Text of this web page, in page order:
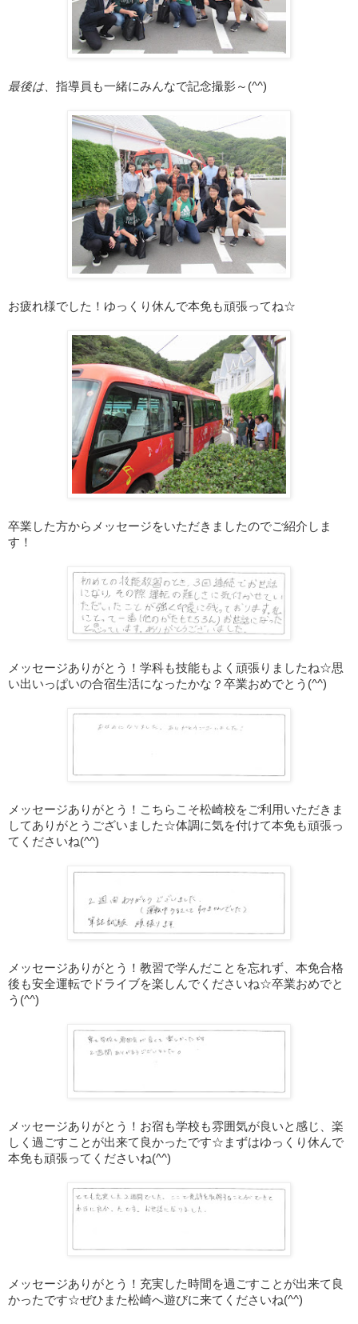
最後は、 指導員も一緒にみんなで記念撮影～(^^)
お疲れ様でした！ゆっくり休んで本免も頑張ってね☆
卒業した方からメッセージをいただきましたのでご紹介しま
す！
メッセージありがとう！学科も技能もよく頑張りましたね☆思
い出いっぱいの合宿生活になったかな？卒業おめでとう(^^)
メッセージありがとう！こちらこそ松崎校をご利用いただきま
してありがとうございました☆体調に気を付けて本免も頑張っ
てくださいね(^^)
メッセージありがとう！教習で学んだことを忘れず、本免合格
後も安全運転でドライブを楽しんでくださいね☆卒業おめでと
う(^^)
メッセージありがとう！お宿も学校も雰囲気が良いと感じ、楽
しく過ごすことが出来て良かったです☆まずはゆっくり休んで
本免も頑張ってくださいね(^^)
メッセージありがとう！充実した時間を過ごすことが出来て良
かったです☆ぜひまた松崎へ遊びに来てくださいね(^^)